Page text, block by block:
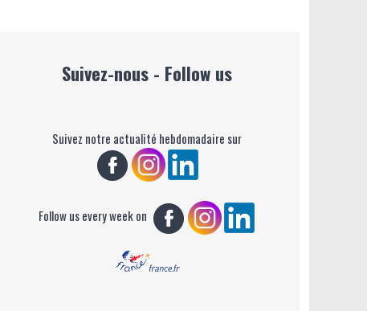
Suivez-nous - Follow us
Suivez notre actualité hebdomadaire sur
Follow us every week on